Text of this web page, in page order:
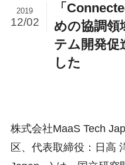
「
めの協調領
テム開発促
した
2019
12/02
株式会社MaaS Tech
区、代表取締役：日高